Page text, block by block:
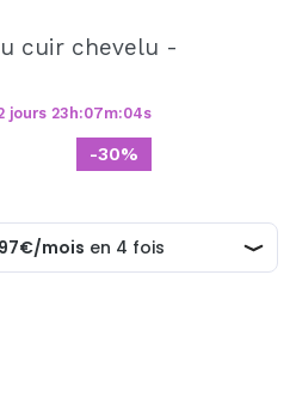
vous pourrez
vérifier l'état de vos
cuir chevelu -
jours 23 h:07m:04s
-30%